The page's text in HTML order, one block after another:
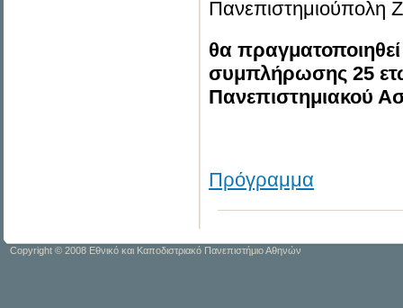
Πανεπιστημιούπολη
θα
συμπλήρωσης 25
Πανεπιστημιακού
Πρόγραμμα
Copyright © 2008 Εθνικό και Καποδιστριακό Πανεπιστήμιο Αθηνών